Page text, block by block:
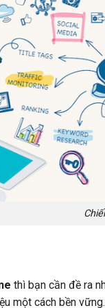
thì bạn cần đề ra
một cách bền